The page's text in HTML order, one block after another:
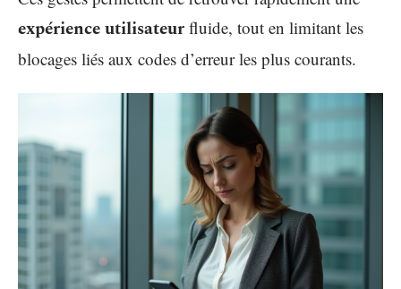
expérience utilisateur fluide, tout en limitant les
blocages liés aux codes d’erreur les plus courants.